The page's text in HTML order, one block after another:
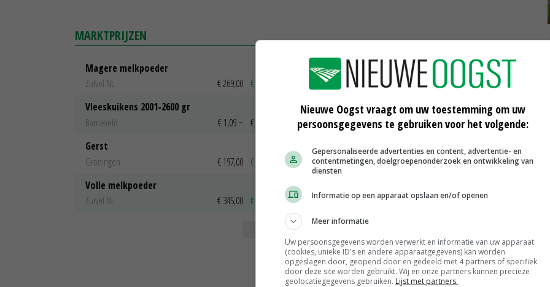
MARKTPRIJZEN
Magere melkpoeder
Zuivel NL
€ 269,00 € 7,00
Vleeskuikens 2001-2600 gr
Barneveld
€ 1,09 ~ € 1,11
Gerst
Groningen
€ 197,00 € 2,00
Volle melkpoeder
Zuivel NL
€ 345,00 € 20,00
Scharreleieren maat 59
Barneveld
€ 12,00
€ 0,00
Fritesgeschikt NL Du Be
PotatoNL
€ 15,00~
€ 23,00
Uien Middenmeer Geel 30-60% grof
Noteringen
€ 0,00~ € 0,00
Biggen weekprijzen
€ 26,50 € 0,50
MEER MARKTPRIJZEN
Nieuwe Oogst vraagt om uw toestemming om uw
persoonsgegevens te gebruiken voor het volgende:
Gepersonaliseerde advertenties en content, advertentie- en
contentmetingen, doelgroepenonderzoek en ontwikkeling van
diensten
Informatie op een apparaat opslaan en/of openen
Meer informatie
Uw persoonsgegevens worden verwerkt en informatie van uw apparaat
(cookies, unieke ID's en andere apparaatgegevens) kan worden
opgeslagen door, geopend door en gedeeld met 4 partners of specifiek
door deze site worden gebruikt. Wij en onze partners kunnen precieze
geolocatiegegevens gebruiken. Lijst met partners.